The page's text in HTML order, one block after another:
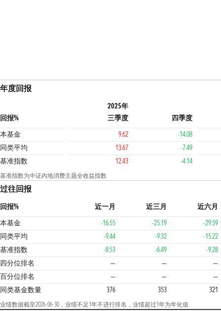
年度回报
回报%
2025年
三季度
四季度
本基金
9.62
-14.08
同类平均
13.67
-7.49
基准指数
12.43 -4.14
基准指数为中证内地消费主题全收益指数
过往回报
回报% 近一月 近三月
近六月
本基金
-16.55 -25.19
-29.59
同类平均
-9.44 -9.32
-15.22
基准指数
-8.53 -6.49
-9.28
四分位排名
— — —
4
百分位排名 — —
—
同类基金数量
376 353 321
业绩数据截至2026-06-30，业绩不足1年不进行排名，业绩超过1年为年化值